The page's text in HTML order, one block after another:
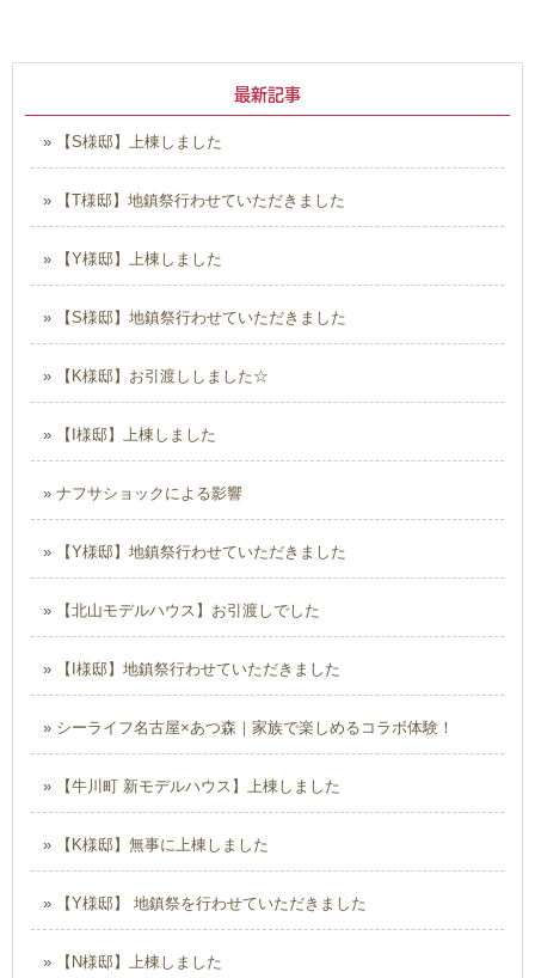
最新記事
» 【S様邸】上棟しました
» 【T様邸】地鎮祭行わせていただきました
» 【Y様邸】上棟しました
» 【S様邸】地鎮祭行わせていただきました
» 【K様邸】お引渡ししました☆
» 【I様邸】上棟しました
» ナフサショックによる影響
» 【Y様邸】地鎮祭行わせていただきました
» 【北山モデルハウス】お引渡しでした
» 【I様邸】地鎮祭行わせていただきました
» シーライフ名古屋×あつ森｜家族で楽しめるコラボ体験！
» 【牛川町 新モデルハウス】上棟しました
» 【K様邸】無事に上棟しました
» 【Y様邸】 地鎮祭を行わせていただきました
» 【N様邸】上棟しました